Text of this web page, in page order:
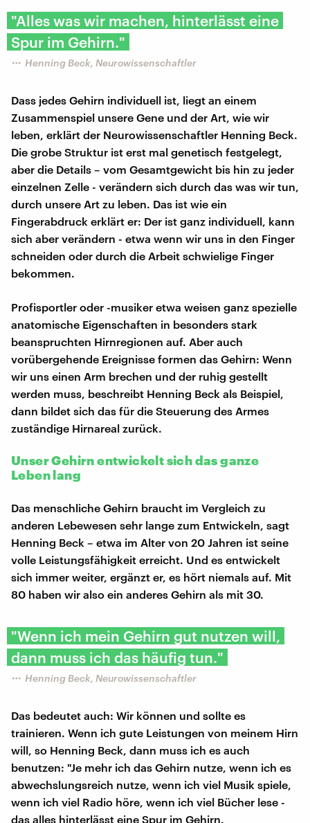
"Alles was wir machen, hinterlässt eine
Spur im Gehirn."
Henning Beck, Neurowissenschaftler
Dass jedes Gehirn individuell ist, liegt an einem
Zusammenspiel unsere Gene und der Art, wie wir
leben, erklärt der Neurowissenschaftler Henning Beck.
Die grobe Struktur ist erst mal genetisch festgelegt,
aber die Details – vom Gesamtgewicht bis hin zu jeder
einzelnen Zelle - verändern sich durch das was wir tun,
durch unsere Art zu leben. Das ist wie ein
Fingerabdruck erklärt er: Der ist ganz individuell, kann
sich aber verändern - etwa wenn wir uns in den Finger
schneiden oder durch die Arbeit schwielige Finger
bekommen.
Profisportler oder -musiker etwa weisen ganz spezielle
anatomische Eigenschaften in besonders stark
beanspruchten Hirnregionen auf. Aber auch
vorübergehende Ereignisse formen das Gehirn: Wenn
wir uns einen Arm brechen und der ruhig gestellt
werden muss, beschreibt Henning Beck als Beispiel,
dann bildet sich das für die Steuerung des Armes
zuständige Hirnareal zurück.
Unser Gehirn entwickelt sich das ganze
Leben lang
Das menschliche Gehirn braucht im Vergleich zu
anderen Lebewesen sehr lange zum Entwickeln, sagt
Henning Beck – etwa im Alter von 20 Jahren ist seine
volle Leistungsfähigkeit erreicht. Und es entwickelt
sich immer weiter, ergänzt er, es hört niemals auf. Mit
80 haben wir also ein anderes Gehirn als mit 30.
"Wenn ich mein Gehirn gut nutzen will,
dann muss ich das häufig tun."
Henning Beck, Neurowissenschaftler
Das bedeutet auch: Wir können und sollte es
trainieren. Wenn ich gute Leistungen von meinem Hirn
will, so Henning Beck, dann muss ich es auch
benutzen: "Je mehr ich das Gehirn nutze, wenn ich es
abwechslungsreich nutze, wenn ich viel Musik spiele,
wenn ich viel Radio höre, wenn ich viel Bücher lese -
das alles hinterlässt eine Spur im Gehirn.